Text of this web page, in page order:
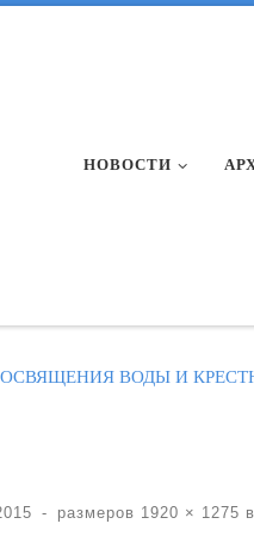
НОВОСТИ
ВОДЫ И
- размеров 1920 × 1275 в